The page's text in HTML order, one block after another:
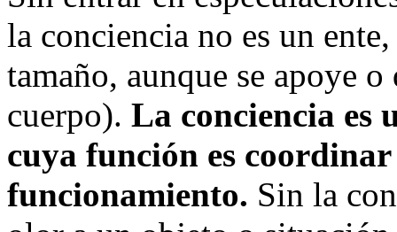
la conciencia no es un
tamaño, aunque se apoye
cuerpo). La conciencia es
cuya función es
funcionamiento. Sin la